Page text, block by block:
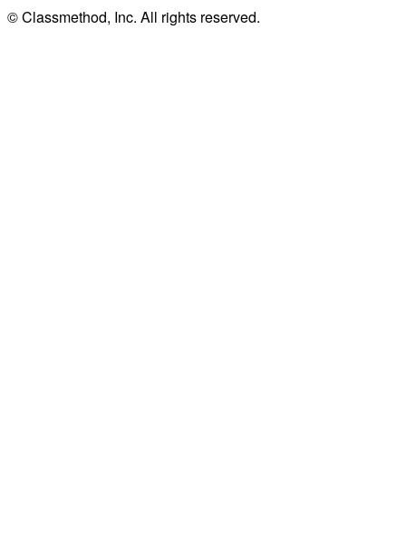
© Classmethod, Inc. All rights reserved.